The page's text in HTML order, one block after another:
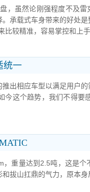
，虽然论刚强程度不及雷
承载式车身带来的好处
比较精准，容易掌控和上
统一
出相应车型以满足用户
今这个趋势，我们不得要
重量达到2.5吨，这是个
拔山扛鼎的气力，原本